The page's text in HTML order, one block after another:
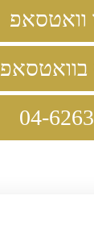
וואטסאפ
בוואטסאפ